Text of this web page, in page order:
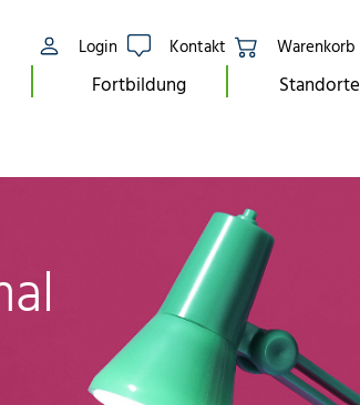
Login Kontakt Warenkorb
Fortbildung Standorte